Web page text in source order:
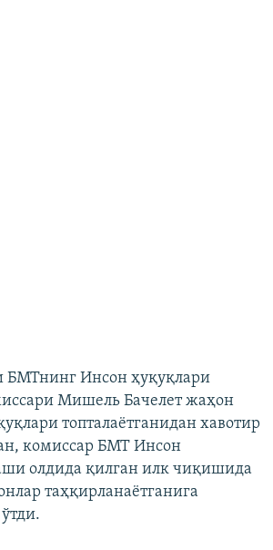
БМТнинг Инсон ҳуқуқлари
Мишель Бачелет жаҳон
топталаётганидан хавотир
комиссар БМТ Инсон
олдида қилган илк чиқишида
таҳқирланаётганига